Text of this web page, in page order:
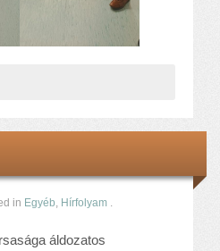
in Egyéb, Hírfolyam .
áldozatos